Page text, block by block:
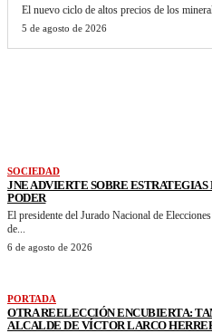
El nuevo ciclo de altos precios de los
5 de agosto de 2026
SOCIEDAD
JNE ADVIERTE SOBRE
PODER
El presidente del Jurado Nacional de
de...
6 de agosto de 2026
PORTADA
OTRA REELECCIÓN ENCUBIERTA:
ALCALDE DE VÍCTOR LARCO